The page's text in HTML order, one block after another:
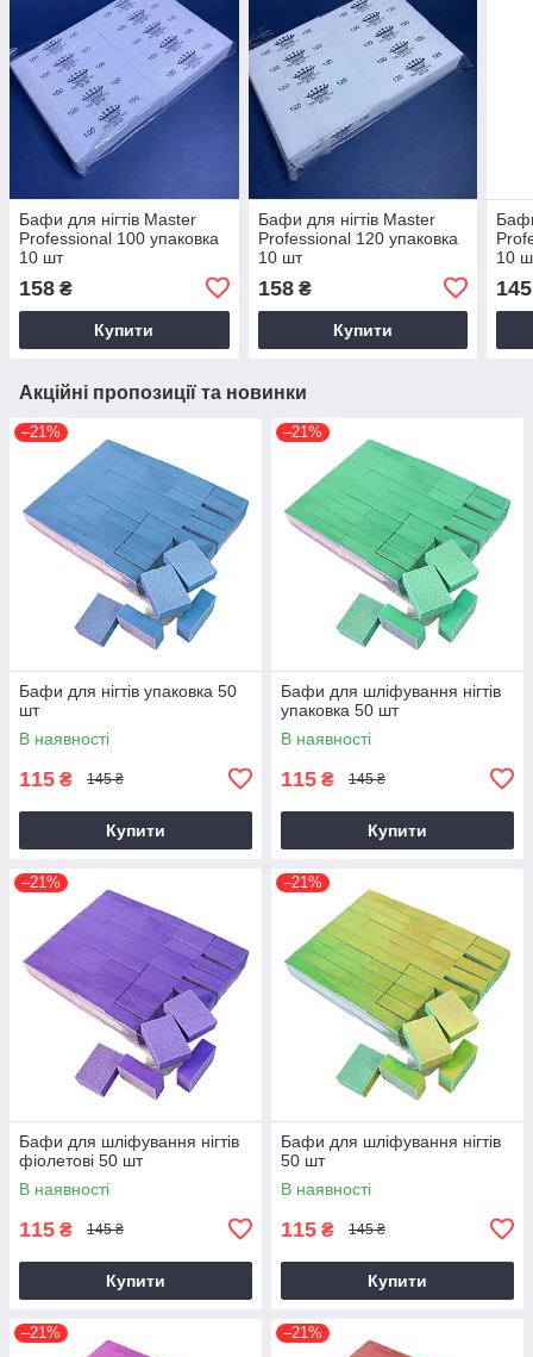
Бафи для нігтів Master
Professional 100 упаковка
10 шт
158 ₴
Купити
Бафи для нігтів Master
Professional 120 упаковка
10 шт
158₴
Купити
10
145
Акційні пропозиції та новинки
–21%
Бафи для нігтів упаковка 50
шт
В наявності
115 ₴ 145 ₴
Купити
–21%
Бафи для шліфування нігтів
упаковка 50 шт
В наявності
115 ₴ 145 ₴
Купити
–21%
Бафи для шліфування нігтів
фіолетові 50 шт
В наявності
115 ₴ 145 ₴
Купити
–21%
Бафи для шліфування нігтів
50 шт
В наявності
115 ₴ 145 ₴
Купити
–21% –21%